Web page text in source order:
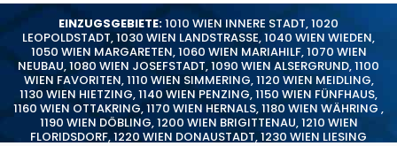
EINZUGSGEBIETE:1010 WIEN INNERE STADT,1020
LEOPOLDSTADT,1030 WIEN LANDSTRASSE,1040 WIEN WIEDEN,
1050 WIEN MARGARETEN,1060 WIEN MARIAHILF,1070 WIEN
NEUBAU,1080 WIEN JOSEFSTADT,1090 WIEN ALSERGRUND,1100
WIEN FAVORITEN,1110 WIEN SIMMERING,1120 WIEN MEIDLING,
1130 WIEN HIETZING,1140 WIEN PENZING,1150 WIEN FÜNFHAUS,
1160 WIEN OTTAKRING,1170 WIEN HERNALS,1180 WIEN WÄHRING ,
1190 WIEN DÖBLING,1200 WIEN BRIGITTENAU,1210 WIEN
FLORIDSDORF,1220 WIEN DONAUSTADT,1230 WIEN LIESING